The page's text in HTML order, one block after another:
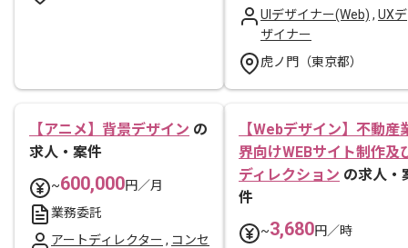
UIデザイナー(Web) , UXデ
ザイナー
虎ノ門（東京都）
【アニメ】背景デザイン の
求人・案件
~600,000円／月
業務委託
アートディレクター , コンセ
【Webデザイン】不動産
界向けWEBサイト制作及
ディレクション の求人・
件
~3,680円／時